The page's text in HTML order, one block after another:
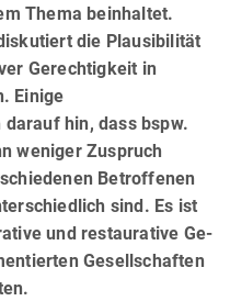
Thema beinhaltet.
die Plausibilität
Gerechtigkeit in
Einige
hin, dass bspw.
weniger Zuspruch
Be­trof­fe­nen
sind. Es ist
und restaurative Ge­
Gesellschaften